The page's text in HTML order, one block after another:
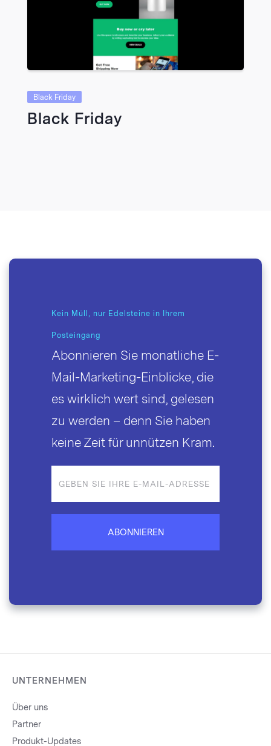
Black Friday
Black Friday
Kein Müll, nur Edelsteine in Ihrem
Posteingang
Abonnieren Sie monatliche E-
Mail-Marketing-Einblicke, die
es wirklich wert sind, gelesen
zu werden – denn Sie haben
keine Zeit für unnützen Kram.
ABONNIEREN
UNTERNEHMEN
Über uns
Partner
Produkt-Updates